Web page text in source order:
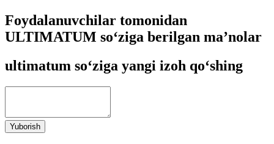
Foydalanuvchilar tomonidan
ULTIMATUM so‘ziga berilgan ma’nolar
ultimatum so‘ziga yangi izoh qo‘shing
Yuborish